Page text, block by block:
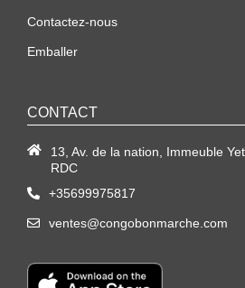
Contactez-nous
Emballer
CONTACT
13, Av. de la nation, Immeuble
RDC
+35699975817
ventes@congobonmarche.com